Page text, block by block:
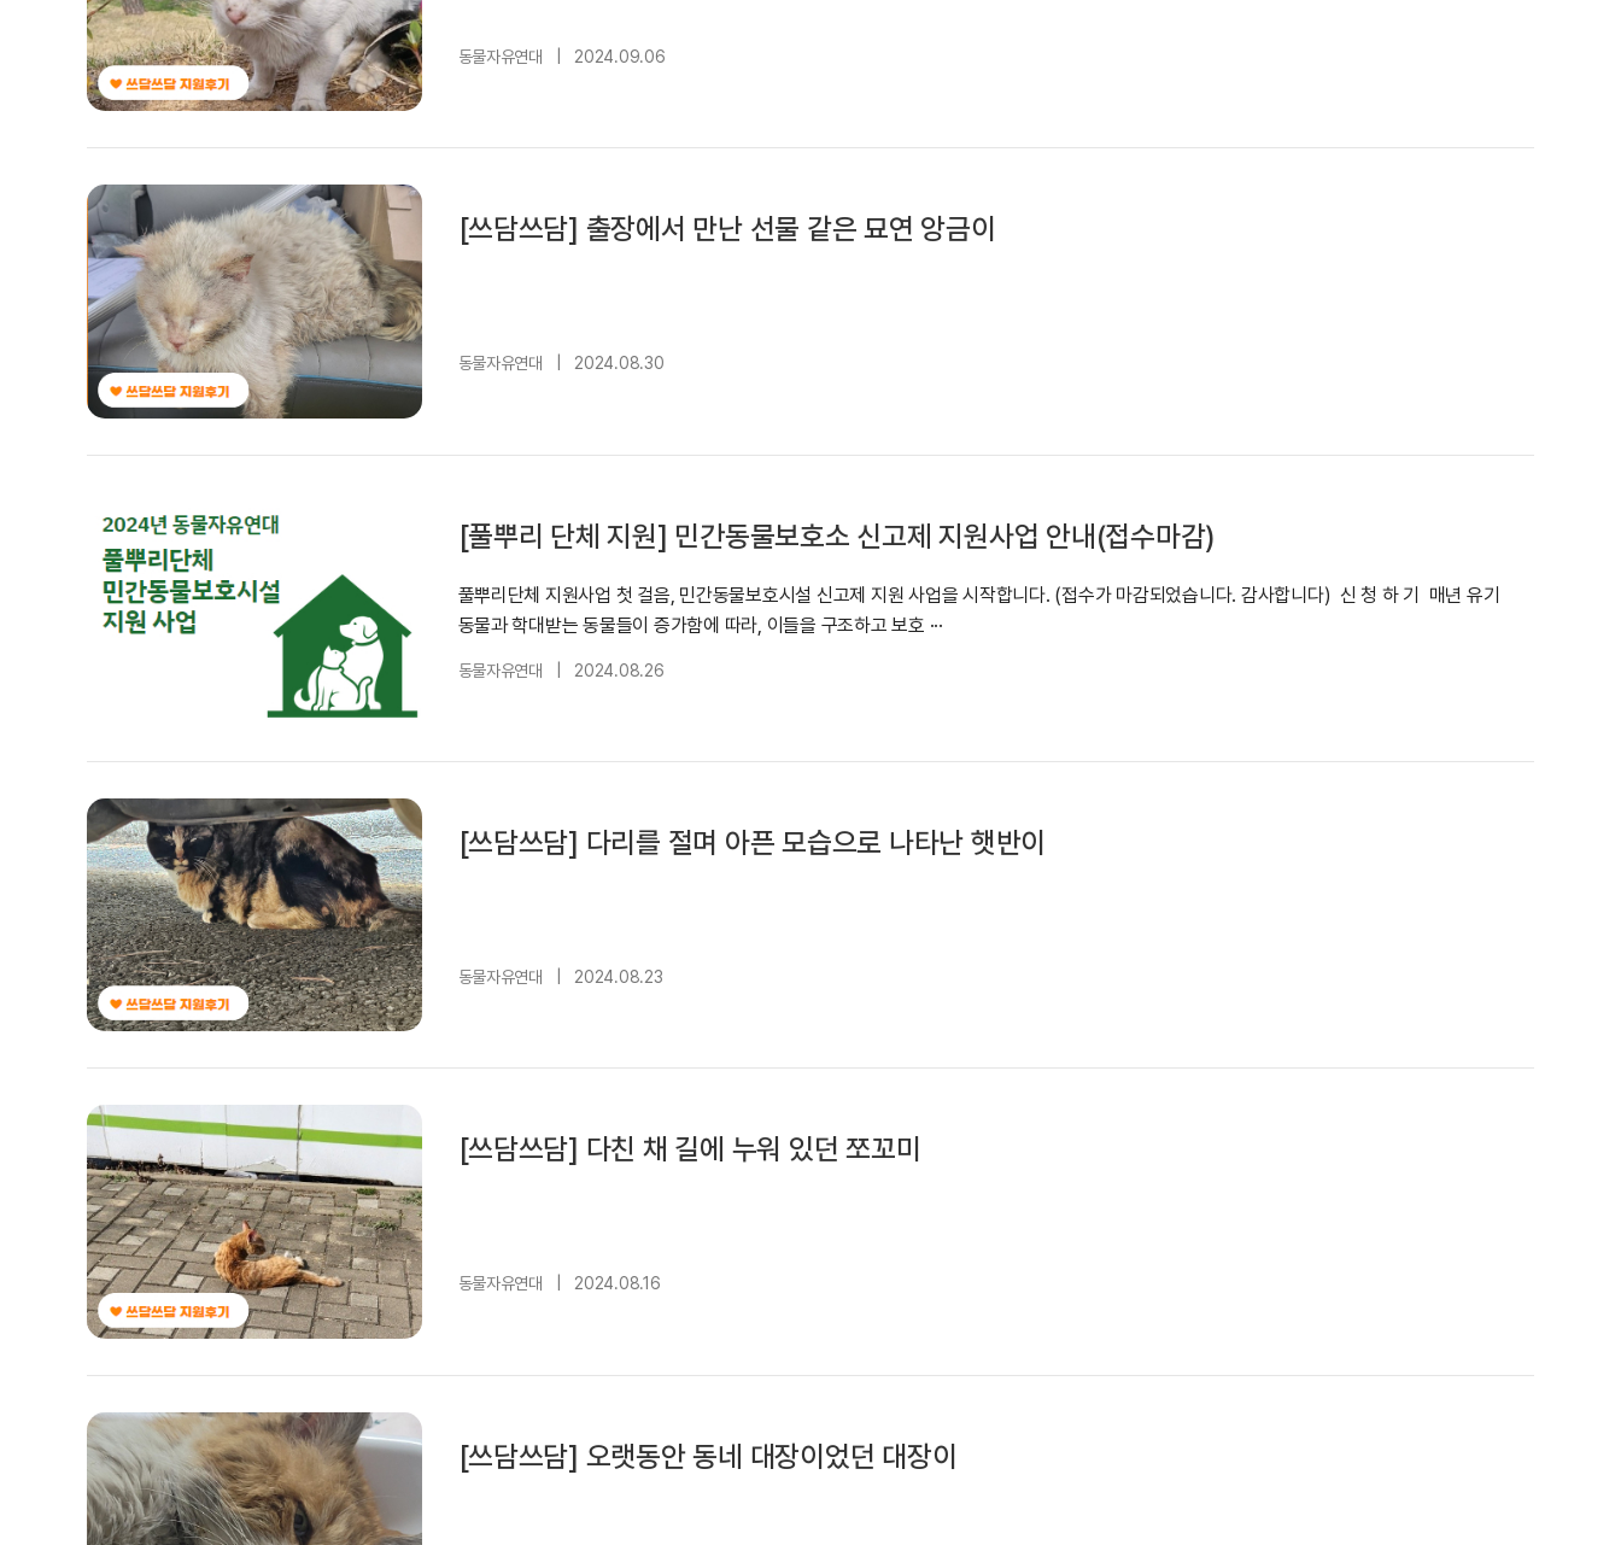
동물자유연대 2024.09.06
[쓰담쓰담] 출장에서 만난 선물 같은 묘연 앙금이
동물자유연대 2024.08.30
[풀뿌리 단체 지원] 민간동물보호소 신고제 지원사업 안내(접수마감)
풀뿌리단체 지원사업 첫 걸음, 민간동물보호시설 신고제 지원 사업을 시작합니다. (접수가 마감되었습니다. 감사합니다) 신 청 하 기 매년 유기
동물과 학대받는 동물들이 증가함에 따라, 이들을 구조하고 보호 ···
동물자유연대 2024.08.26
[쓰담쓰담] 다리를 절며 아픈 모습으로 나타난 햇반이
동물자유연대 2024.08.23
[쓰담쓰담] 다친 채 길에 누워 있던 쪼꼬미
동물자유연대 2024.08.16
[쓰담쓰담] 오랫동안 동네 대장이었던 대장이